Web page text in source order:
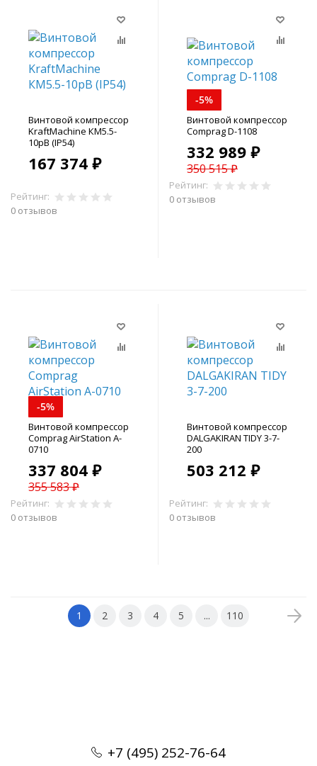
Винтовой компрессор
KraftMachine КМ5.5-
10рВ (IP54)
167 374 ₽
Рейтинг:
0 отзывов
-5%
Винтовой компрессор
Comprag D-1108
332 989 ₽
350 515 ₽
Рейтинг:
0 отзывов
-5%
Винтовой компрессор
Comprag AirStation A-
0710
337 804 ₽
355 583 ₽
Рейтинг:
0 отзывов
Винтовой компрессор
DALGAKIRAN TIDY 3-7-
200
503 212 ₽
Рейтинг:
0 отзывов
1 2 3 4 5 ... 110
+7 (495) 252-76-64